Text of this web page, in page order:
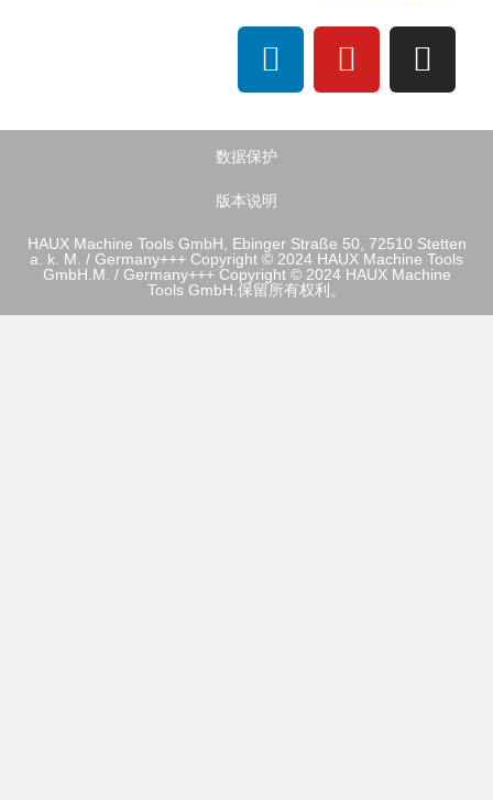
数据保护
版本说明
HAUX Machine Tools GmbH, Ebinger Straße 50, 72510 Stetten
a. k. M. / Germany+++ Copyright © 2024 HAUX Machine Tools
GmbH.M. / Germany+++ Copyright © 2024 HAUX Machine
Tools GmbH.保留所有权利。